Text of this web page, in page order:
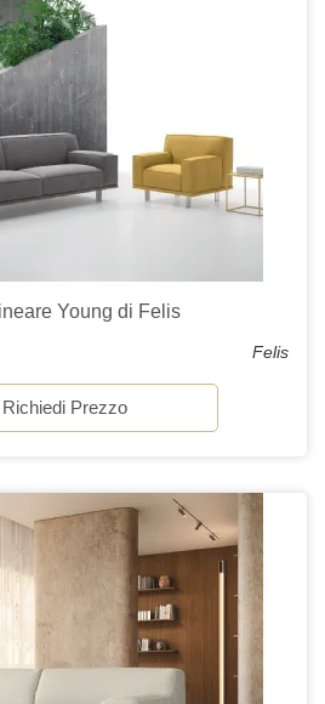
Young di Felis
Felis
Richiedi Prezzo